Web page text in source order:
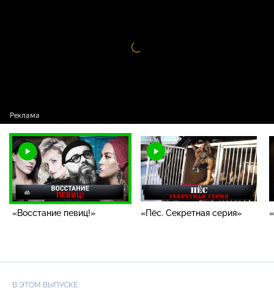
Видео
проигрыватель
«Восстание певиц!» «Пёс. Секретная серия»
В ЭТОМ ВЫПУСКЕ: